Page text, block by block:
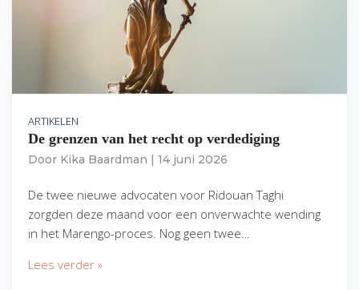
ARTIKELEN
De grenzen van het recht op verdediging
Door Kika Baardman 14 juni 2026
De twee nieuwe advocaten voor Ridouan Taghi
zorgden deze maand voor een onverwachte wending
in het Marengo-proces. Nog geen twee…
Lees verder »